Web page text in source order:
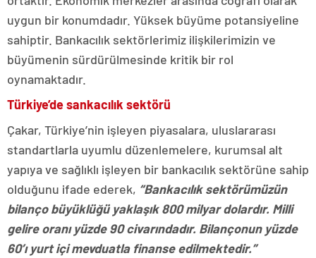
uygun bir konumdadır. Yüksek büyüme potansiyeline
sahiptir. Bankacılık sektörlerimiz ilişkilerimizin ve
büyümenin sürdürülmesinde kritik bir rol
oynamaktadır.
Türkiye’de sankacılık sektörü
Çakar, Türkiye’nin işleyen piyasalara, uluslararası
standartlarla uyumlu düzenlemelere, kurumsal alt
yapıya ve sağlıklı işleyen bir bankacılık sektörüne sahip
olduğunu ifade ederek, “Bankacılık sektörümüzün
bilanço büyüklüğü yaklaşık 800 milyar dolardır. Milli
gelire oranı yüzde 90 civarındadır. Bilançonun yüzde
60’ı yurt içi mevduatla finanse edilmektedir.”